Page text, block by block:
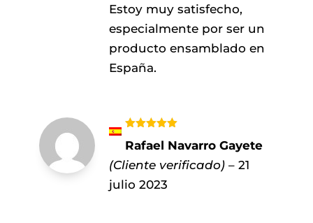
Estoy muy satisfecho,
especialmente por ser un
producto ensamblado en
España.
con5de 5
Rafael Navarro Gayete
(Cliente verificado) – 21
julio 2023